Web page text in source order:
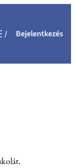
Bejelentkezés